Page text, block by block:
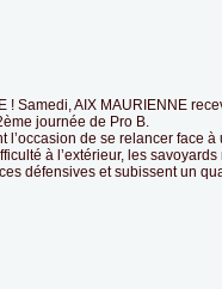
! Samedi, AIX MAURIENNE
journée de Pro B.
l’occasion de se relancer face à
à l’extérieur, les savoyards
défensives et subissent un